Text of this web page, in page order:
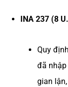
INA 237 (8
Quy
đã nhập
gian